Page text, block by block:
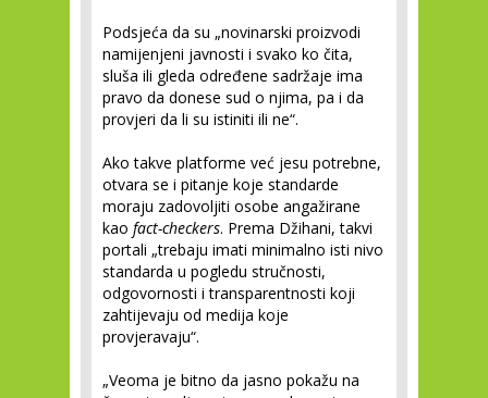
Podsjeća da su „novinarski proizvodi
namijenjeni javnosti i svako ko čita,
sluša ili gleda određene sadržaje ima
pravo da donese sud o njima, pa i da
provjeri da li su istiniti ili ne“.
Ako takve platforme već jesu potrebne,
otvara se i pitanje koje standarde
moraju zadovoljiti osobe angažirane
kao fact-checkers. Prema Džihani, takvi
portali „trebaju imati minimalno isti nivo
standarda u pogledu stručnosti,
odgovornosti i transparentnosti koji
zahtijevaju od medija koje
provjeravaju“.
„Veoma je bitno da jasno pokažu na